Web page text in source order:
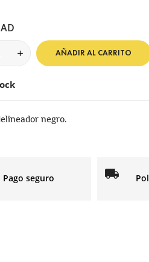
AÑADIR AL CARRITO
negro.
Pago seguro